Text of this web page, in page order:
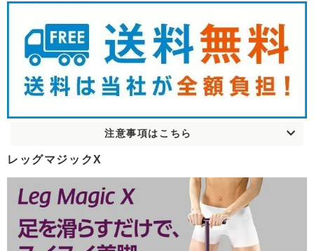
注意事項はこちら
レッグマジックX